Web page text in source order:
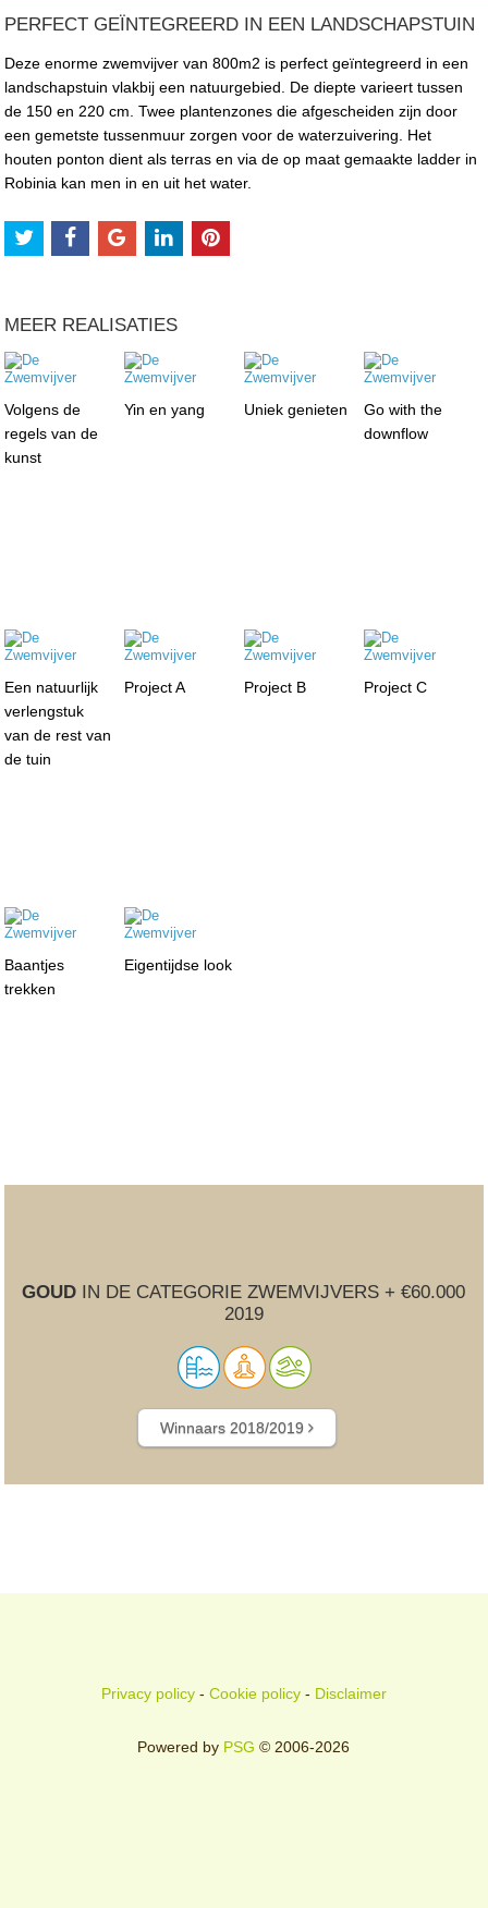
PERFECT GEÏNTEGREERD IN EEN LANDSCHAPSTUIN
Deze enorme zwemvijver van 800m2 is perfect geïntegreerd in een
landschapstuin vlakbij een natuurgebied. De diepte varieert tussen
de 150 en 220 cm. Twee plantenzones die afgescheiden zijn door
een gemetste tussenmuur zorgen voor de waterzuivering. Het
houten ponton dient als terras en via de op maat gemaakte ladder in
Robinia kan men in en uit het water.
MEER REALISATIES
Volgens de
regels van de
kunst
Yin en yang Uniek genieten
Go with the
downflow
Een natuurlijk
verlengstuk
van de rest van
de tuin
Project A Project B Project C
Baantjes
trekken
Eigentijdse look
GOUD IN DE CATEGORIE ZWEMVIJVERS + €60.000
2019
Winnaars 2018/2019
Privacy policy- Cookie policy- Disclaimer
Powered by PSG © 2006-2026